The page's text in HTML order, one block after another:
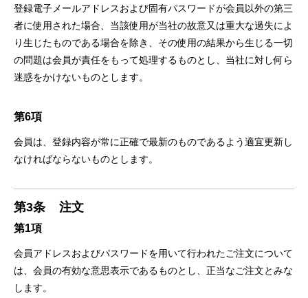
登録電子メールアドレスおよび固有パスワードが会員以外の第三
者に使用された場合、当該使用が当社の故意又は重大な過失によ
り生じたものである場合を除き、その使用の結果から生じる一切
の問題は会員が責任をもって処理するものとし、当社に対し何ら
迷惑をかけないものとします。
第6項
会員は、登録内容が常に正確で最新のものであるよう適宜更新し
なければならないものとします。
第3条 注文
第1項
会員アドレスおよびパスワードを用いて行われたご注文について
は、会員の有効な意思表示であるものとし、正当なご注文とみな
します。